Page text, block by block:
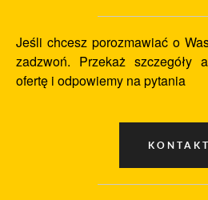
Jeśli chcesz porozmawiać o
zadzwoń. Przekaż szczegóły
ofertę i odpowiemy na pytania